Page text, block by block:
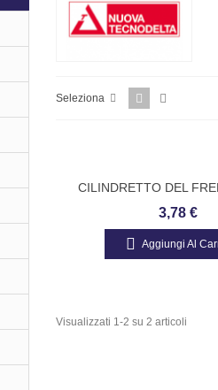
Seleziona
CILINDRETTO DEL
TECNODELTA
3,78 €
Aggiungi Al
Visualizzati 1-2 su 2 articoli